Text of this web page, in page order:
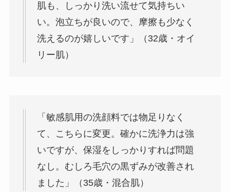
肌も、しっかり洗い流せて気持ちい
い。泡立ちが良いので、摩擦も少なく
洗えるのが嬉しいです」（32歳・オイ
リー肌）
「敏感肌用の洗顔料では物足りなく
て、こちらに変更。確かに洗浄力は強
いですが、保湿をしっかりすれば問題
なし。むしろ毛穴の黒ずみが改善され
ました」（35歳・混合肌）